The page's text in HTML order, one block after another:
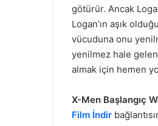
götürür. Ancak
Logan’ın aşık
vücuduna onu
yenilmez hale gelen
almak için hemen
X-Men Başlangıç
Film İndir